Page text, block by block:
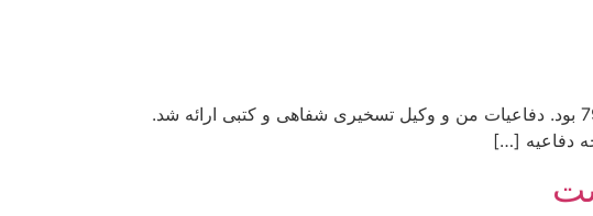
دادگاه دو جلسه (البته جلسه نخست صبح و عصر) طول کشید. آخرین جلسه دادگاه روز شنبه 24 مهرماه 79 بود. دفاعیات من و وکیل تسخیری شفاهی و کتبی ارائه شد.
دفاعیه […]